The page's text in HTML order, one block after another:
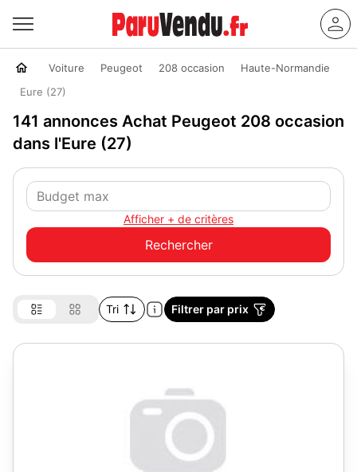
Voiture Peugeot 208 occasion
Haute-Normandie
Eure (27)
141 annonces Achat Peugeot 208 occasion
dans l'Eure (27)
Afficher + de critères
Tri Filtrer par prix